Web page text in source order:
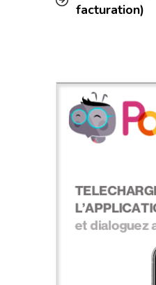
facturation)